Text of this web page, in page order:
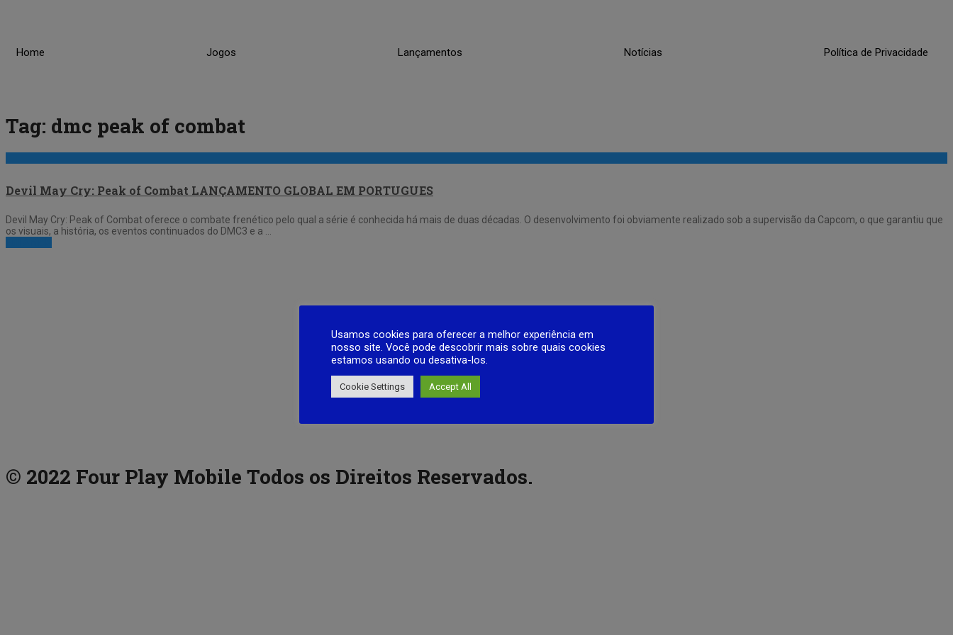
Home Jogos Lançamentos Notícias Política de Privacidade
Tag: dmc peak of combat
Devil May Cry: Peak of Combat LANÇAMENTO GLOBAL EM PORTUGUES
Devil May Cry: Peak of Combat oferece o combate frenético pelo qual a série é conhecida há mais de duas décadas. O desenvolvimento foi obviamente realizado sob a supervisão da Capcom, o que garantiu que
os visuais, a história, os eventos continuados do DMC3 e a …
© 2022 Four Play Mobile Todos os Direitos Reservados.
Usamos cookies para oferecer a melhor experiência em
nosso site. Você pode descobrir mais sobre quais cookies
estamos usando ou desativa-los.
Cookie Settings Accept All